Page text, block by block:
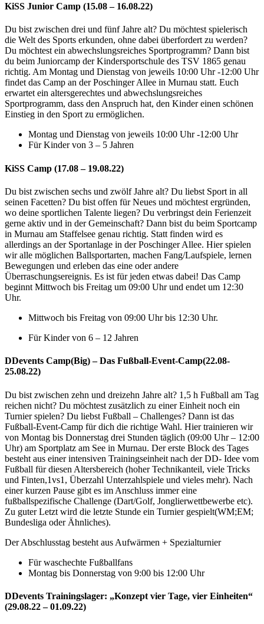
KiSS Junior Camp (15.08 – 16.08.22)
Du bist zwischen drei und fünf Jahre alt? Du möchtest spielerisch
die Welt des Sports erkunden, ohne dabei überfordert zu werden?
Du möchtest ein abwechslungsreiches Sportprogramm? Dann bist
du beim Juniorcamp der Kindersportschule des TSV 1865 genau
richtig. Am Montag und Dienstag von jeweils 10:00 Uhr -12:00 Uhr
findet das Camp an der Poschinger Allee in Murnau statt. Euch
erwartet ein altersgerechtes und abwechslungsreiches
Sportprogramm, dass den Anspruch hat, den Kinder einen schönen
Einstieg in den Sport zu ermöglichen.
Montag und Dienstag von jeweils 10:00 Uhr -12:00 Uhr
Für Kinder von 3 – 5 Jahren
KiSS Camp (17.08 – 19.08.22)
Du bist zwischen sechs und zwölf Jahre alt? Du liebst Sport in all
seinen Facetten? Du bist offen für Neues und möchtest ergründen,
wo deine sportlichen Talente liegen? Du verbringst dein Ferienzeit
gerne aktiv und in der Gemeinschaft? Dann bist du beim Sportcamp
in Murnau am Staffelsee genau richtig. Statt finden wird es
allerdings an der Sportanlage in der Poschinger Allee. Hier spielen
wir alle möglichen Ballsportarten, machen Fang/Laufspiele, lernen
Bewegungen und erleben das eine oder andere
Überraschungsereignis. Es ist für jeden etwas dabei! Das Camp
beginnt Mittwoch bis Freitag um 09:00 Uhr und endet um 12:30
Uhr.
Mittwoch bis Freitag von 09:00 Uhr bis 12:30 Uhr.
Für Kinder von 6 – 12 Jahren
DDevents Camp(Big) – Das Fußball-Event-Camp(22.08-
25.08.22)
Du bist zwischen zehn und dreizehn Jahre alt? 1,5 h Fußball am Tag
reichen nicht? Du möchtest zusätzlich zu einer Einheit noch ein
Turnier spielen? Du liebst Fußball – Challenges? Dann ist das
Fußball-Event-Camp für dich die richtige Wahl. Hier trainieren wir
von Montag bis Donnerstag drei Stunden täglich (09:00 Uhr – 12:00
Uhr) am Sportplatz am See in Murnau. Der erste Block des Tages
besteht aus einer intensiven Trainingseinheit nach der DD- Idee vom
Fußball für diesen Altersbereich (hoher Technikanteil, viele Tricks
und Finten,1vs1, Überzahl Unterzahlspiele und vieles mehr). Nach
einer kurzen Pause gibt es im Anschluss immer eine
fußballspezifische Challenge (Dart/Golf, Jonglierwettbewerbe etc).
Zu guter Letzt wird die letzte Stunde ein Turnier gespielt(WM;EM;
Bundesliga oder Ähnliches).
Der Abschlusstag besteht aus Aufwärmen + Spezialturnier
Für waschechte Fußballfans
Montag bis Donnerstag von 9:00 bis 12:00 Uhr
DDevents Trainingslager: „Konzept vier Tage, vier Einheiten“
(29.08.22 – 01.09.22)